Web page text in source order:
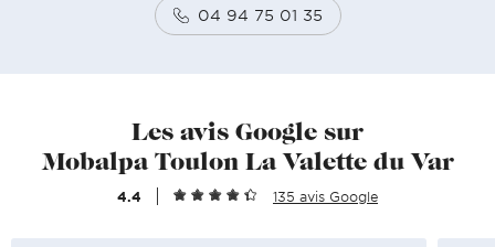
04 94 75 01 35
Les avis Google sur
Mobalpa Toulon La Valette du Var
4.4 135 avis Google